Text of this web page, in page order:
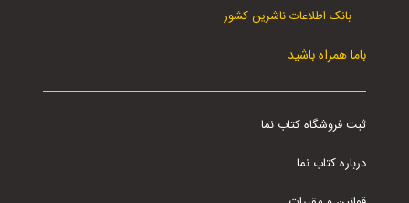
بانک اطلاعات ناشرین کشور
باما همراه باشید
ثبت فروشگاه کتاب نما
درباره کتاب نما